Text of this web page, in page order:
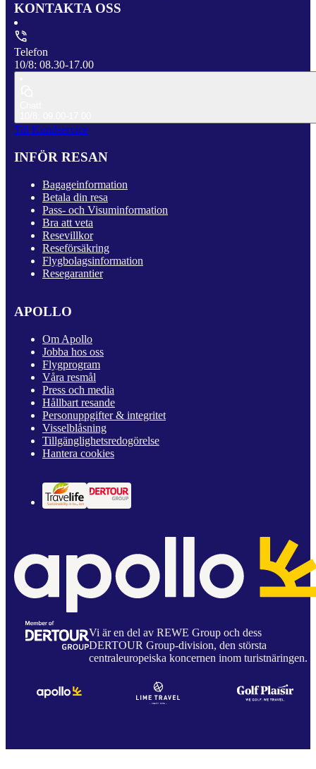
KONTAKTA OSS
Telefon
10/8: 08.30-17.00
Till Kundservice
INFÖR RESAN
Bagageinformation
Betala din resa
Pass- och Visuminformation
Bra att veta
Resevillkor
Reseförsäkring
Flygbolagsinformation
Resegarantier
APOLLO
Om Apollo
Jobba hos oss
Flygprogram
Våra resmål
Press och media
Hållbart resande
Personuppgifter & integritet
Visselblåsning
Tillgänglighetsredogörelse
Hantera cookies
Vi är en del av REWE Group och dess
DERTOUR Group-division, den största
centraleuropeiska koncernen inom turistnäringen.